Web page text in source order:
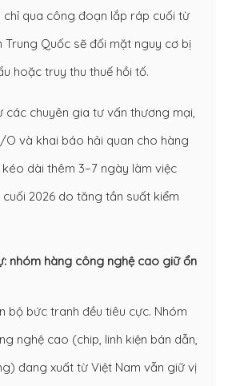
chỉ qua công đoạn lắp ráp cuối từ
Trung Quốc sẽ đối mặt nguy cơ bị
hoặc truy thu thuế hồi tố.
các chuyên gia tư vấn thương mại,
O và khai báo hải quan cho hàng
dài thêm 3–7 ngày làm việc
2026 do tăng tần suất kiểm
nhóm hàng công nghệ cao giữ ổn
bộ bức tranh đều tiêu cực. Nhóm
nghệ cao (chip, linh kiện bán dẫn,
đang xuất từ Việt Nam vẫn giữ vị